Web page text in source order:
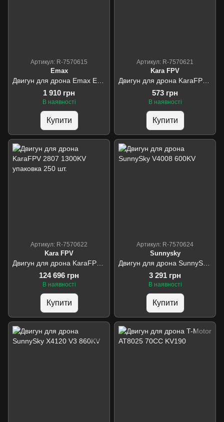
Артикул: R-7570615
Emax
1 910 грн
В наявності
Купити
Артикул: R-7570621
Kara FPV
573 грн
В наявності
Купити
Артикул: R-7570622
Kara FPV
124 696 грн
В наявності
Купити
Артикул: R-7570624
Sunnysky
3 291 грн
В наявності
Купити